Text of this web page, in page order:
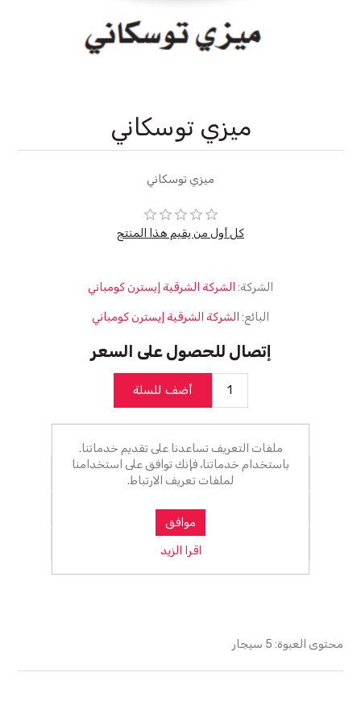
ميزي توسكاني
ميزي توسكاني
كل أول من يقيم هذا المنتج
الشركة: الشركة الشرقية إيسترن كومباني
البائع: الشركة الشرقية إيسترن كومباني
إتصال للحصول على السعر
أضف للسلة
أضف للمفضلة
محتوى العبوة: 5 سيجار
ملفات التعريف تساعدنا على تقديم خدماتنا.
باستخدام خدماتنا، فإنك توافق على استخدامنا
لملفات تعريف الارتباط.
موافق
اقرا الزيد